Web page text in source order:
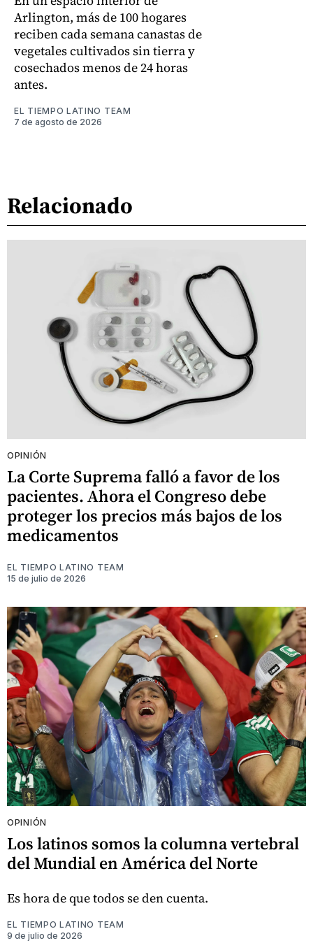
Arlington, más de 100 hogares
reciben cada semana canastas de
vegetales cultivados sin tierra y
cosechados menos de 24 horas
antes.
EL TIEMPO LATINO TEAM
7 de agosto de 2026
Relacionado
OPINIÓN
La Corte Suprema falló a favor de los
pacientes. Ahora el Congreso debe
proteger los precios más bajos de los
medicamentos
EL TIEMPO LATINO TEAM
15 de julio de 2026
OPINIÓN
Los latinos somos la columna vertebral
del Mundial en América del Norte
Es hora de que todos se den cuenta.
EL TIEMPO LATINO TEAM
9 de julio de 2026